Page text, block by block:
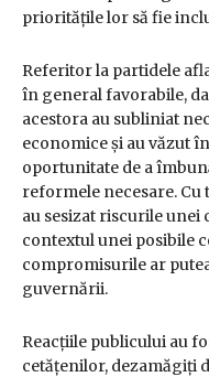
prioritățile lor să fie
Referitor la partidele
în general favorabile,
acestora au subliniat
economice și au văzut
oportunitate de a
reformele necesare. Cu
au sesizat riscurile unei
contextul unei posibile
compromisurile ar
guvernării.
Reacțiile publicului au
cetățenilor, dezamăgiți